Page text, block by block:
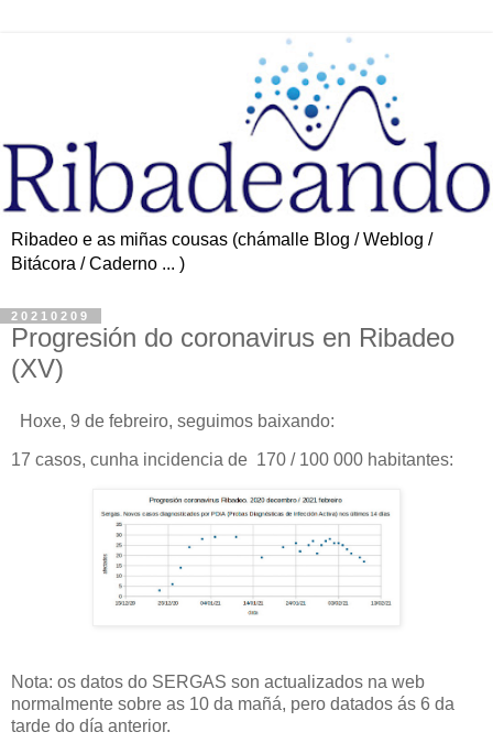
Ribadeo e as miñas cousas (chámalle Blog / Weblog /
Bitácora / Caderno ... )
20210209
Progresión do coronavirus en Ribadeo
(XV)
Hoxe, 9 de febreiro, seguimos baixando:
17 casos, cunha incidencia de 170 / 100 000 habitantes:
Nota: os datos do SERGAS son actualizados na web
normalmente sobre as 10 da mañá, pero datados ás 6 da
tarde do día anterior.